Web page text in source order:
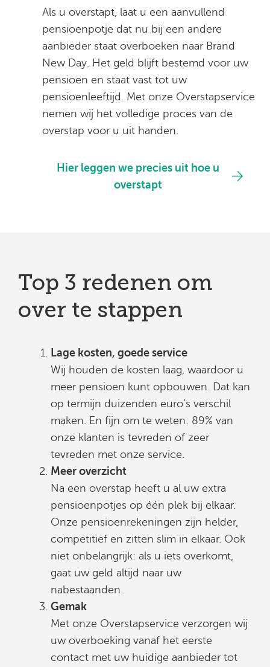
Als u overstapt, laat u een aanvullend
pensioenpotje dat nu bij een andere
aanbieder staat overboeken naar Brand
New Day. Het geld blijft bestemd voor uw
pensioen en staat vast tot uw
pensioenleeftijd. Met onze Overstapservice
nemen wij het volledige proces van de
overstap voor u uit handen.
Hier leggen we precies uit hoe u
overstapt
Top 3 redenen om
over te stappen
Lage kosten, goede service
Wij houden de kosten laag, waardoor u
meer pensioen kunt opbouwen. Dat kan
op termijn duizenden euro’s verschil
maken. En fijn om te weten: 89% van
onze klanten is tevreden of zeer
tevreden met onze service.
Meer overzicht
Na een overstap heeft u al uw extra
pensioenpotjes op één plek bij elkaar.
Onze pensioenrekeningen zijn helder,
competitief en zitten slim in elkaar. Ook
niet onbelangrijk: als u iets overkomt,
gaat uw geld altijd naar uw
nabestaanden.
Gemak
Met onze Overstapservice verzorgen wij
uw overboeking vanaf het eerste
contact met uw huidige aanbieder tot